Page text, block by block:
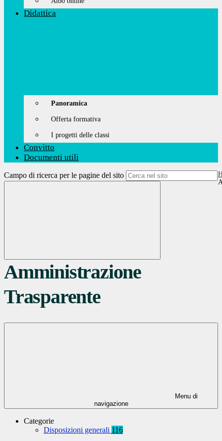
Didattica
Panoramica
Offerta formativa
I progetti delle classi
Convitto
Documenti utili
Campo di ricerca per le pagine del sito
Amministrazione
Trasparente
Menu di
navigazione
Categorie
Disposizioni generali 116